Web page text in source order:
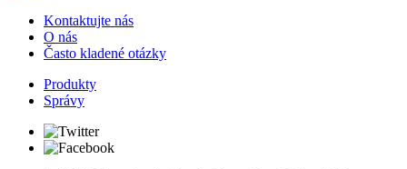
Kontaktujte nás
O nás
Často kladené otázky
Produkty
Správy